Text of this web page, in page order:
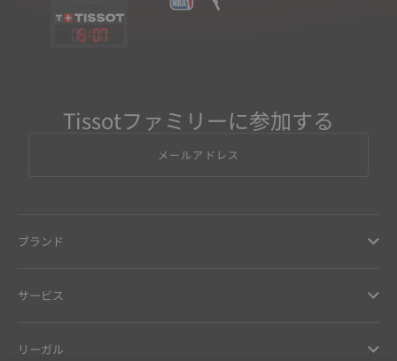
15:07
Tissotファミリーに参加する
メールアドレス
ブランド
サービス
リーガル